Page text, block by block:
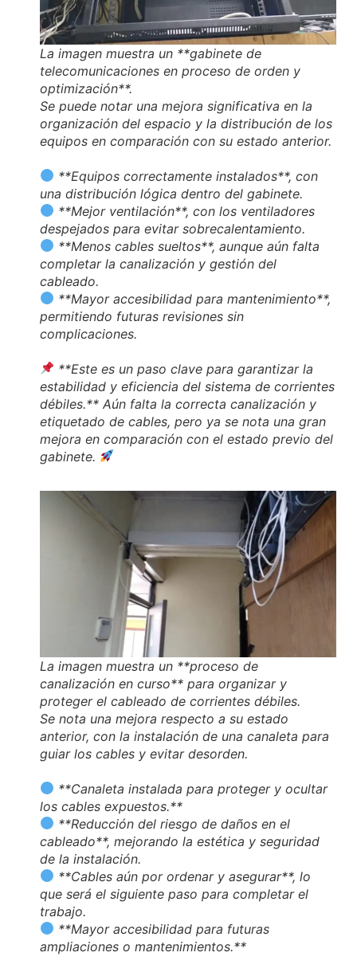
La imagen muestra un **gabinete de
telecomunicaciones en proceso de orden y
optimización**.
Se puede notar una mejora significativa en la
organización del espacio y la distribución de los
equipos en comparación con su estado anterior.
**Equipos correctamente instalados**, con
una distribución lógica dentro del gabinete.
**Mejor ventilación**, con los ventiladores
despejados para evitar sobrecalentamiento.
**Menos cables sueltos**, aunque aún falta
completar la canalización y gestión del
cableado.
**Mayor accesibilidad para mantenimiento**,
permitiendo futuras revisiones sin
complicaciones.
**Este es un paso clave para garantizar la
estabilidad y eficiencia del sistema de corrientes
débiles.** Aún falta la correcta canalización y
etiquetado de cables, pero ya se nota una gran
mejora en comparación con el estado previo del
gabinete.
La imagen muestra un **proceso de
canalización en curso** para organizar y
proteger el cableado de corrientes débiles.
Se nota una mejora respecto a su estado
anterior, con la instalación de una canaleta para
guiar los cables y evitar desorden.
**Canaleta instalada para proteger y ocultar
los cables expuestos.**
**Reducción del riesgo de daños en el
cableado**, mejorando la estética y seguridad
de la instalación.
**Cables aún por ordenar y asegurar**, lo
que será el siguiente paso para completar el
trabajo.
**Mayor accesibilidad para futuras
ampliaciones o mantenimientos.**